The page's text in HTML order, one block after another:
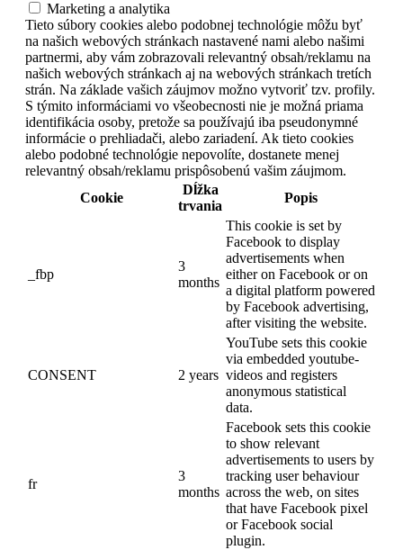
Marketing a analytika
Tieto súbory cookies alebo podobnej technológie môžu byť
na našich webových stránkach nastavené nami alebo našimi
partnermi, aby vám zobrazovali relevantný obsah/reklamu na
našich webových stránkach aj na webových stránkach tretích
strán. Na základe vašich záujmov možno vytvoriť tzv. profily.
S týmito informáciami vo všeobecnosti nie je možná priama
identifikácia osoby, pretože sa používajú iba pseudonymné
informácie o prehliadači, alebo zariadení. Ak tieto cookies
alebo podobné technológie nepovolíte, dostanete menej
relevantný obsah/reklamu prispôsobenú vašim záujmom.
Cookie
Dĺžka
trvania
Popis
_fbp
3
months
This cookie is set by
Facebook to display
advertisements when
either on Facebook or on
a digital platform powered
by Facebook advertising,
after visiting the website.
CONSENT 2 years
YouTube sets this cookie
via embedded youtube-
videos and registers
anonymous statistical
data.
fr
3
months
Facebook sets this cookie
to show relevant
advertisements to users by
tracking user behaviour
across the web, on sites
that have Facebook pixel
or Facebook social
plugin.